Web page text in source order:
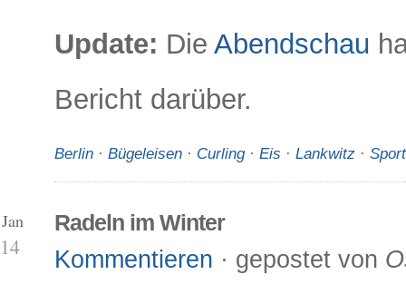
Update: Die Abendschau
Bericht darüber.
Berlin · Bügeleisen · Curling· Eis · Lankwitz · Sport
Radeln im Winter
Kommentieren · gepostet von